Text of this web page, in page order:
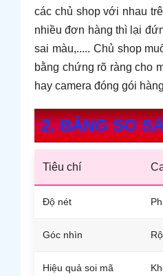
các chủ shop với nhau
nhiều đơn hàng thì lại
sai màu,..... Chủ shop
bằng chứng rõ ràng cho
hay camera đóng gói
2. BẢNG SO
Tiêu chí
Độ nét
Góc nhìn
Hiệu quả soi mã